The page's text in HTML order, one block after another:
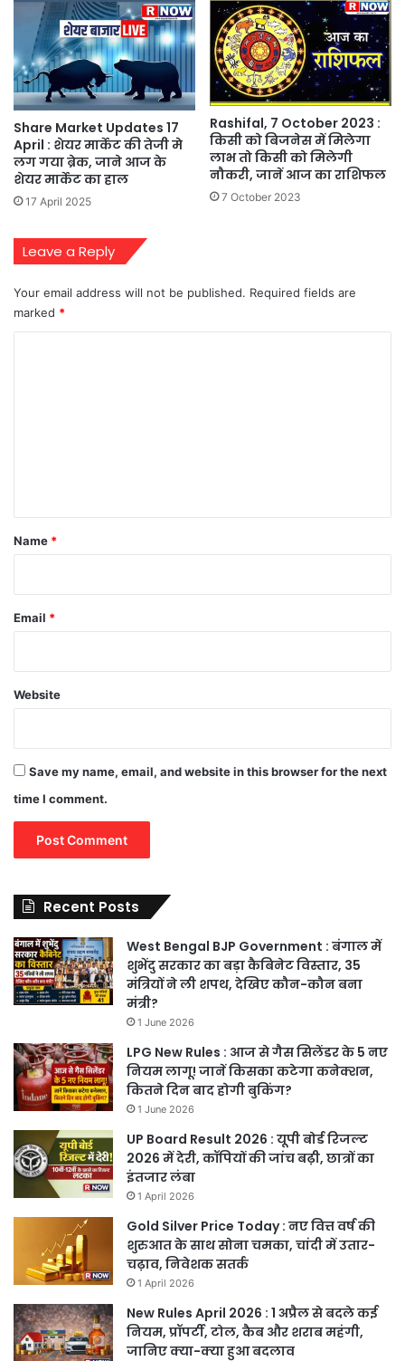
Share Market Updates 17
April : शेयर मार्केट की तेजी मे
लग गया ब्रेक, जाने आज के
शेयर मार्केट का हाल
17 April 2025
Rashifal, 7 October 2023 :
किसी को बिजनेस में मिलेगा
लाभ तो किसी को मिलेगी
नौकरी, जानें आज का राशिफल
7 October 2023
Leave a Reply
Your email address will not be published. Required fields are
marked *
*
Name *
Email *
Website
Save my name, email, and website in this browser for the next
time I comment.
Recent Posts
West Bengal BJP Government : बंगाल में
शुभेंदु सरकार का बड़ा कैबिनेट विस्तार, 35
मंत्रियों ने ली शपथ, देखिए कौन-कौन बना
मंत्री?
1 June 2026
LPG New Rules : आज से गैस सिलेंडर के 5 नए
नियम लागू! जानें किसका कटेगा कनेक्शन,
कितने दिन बाद होगी बुकिंग?
1 June 2026
UP Board Result 2026 : यूपी बोर्ड रिजल्ट
2026 में देरी, कॉपियों की जांच बढ़ी, छात्रों का
इंतजार लंबा
1 April 2026
Gold Silver Price Today : नए वित्त वर्ष की
शुरुआत के साथ सोना चमका, चांदी में उतार-
चढ़ाव, निवेशक सतर्क
1 April 2026
New Rules April 2026 : 1 अप्रैल से बदले कई
नियम, प्रॉपर्टी, टोल, कैब और शराब महंगी,
जानिए क्या-क्या हुआ बदलाव